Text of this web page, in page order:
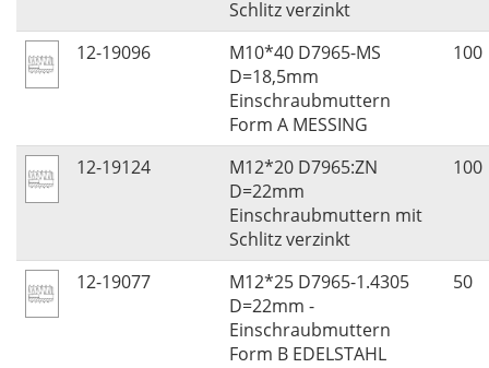
Schlitz verzinkt
12-19096
M10*40 D7965-MS
D=18,5mm
Einschraubmuttern
Form A MESSING
100
12-19124
M12*20 D7965:ZN
D=22mm
Einschraubmuttern mit
Schlitz verzinkt
100
12-19077
M12*25 D7965-1.4305
D=22mm -
Einschraubmuttern
Form B EDELSTAHL
50